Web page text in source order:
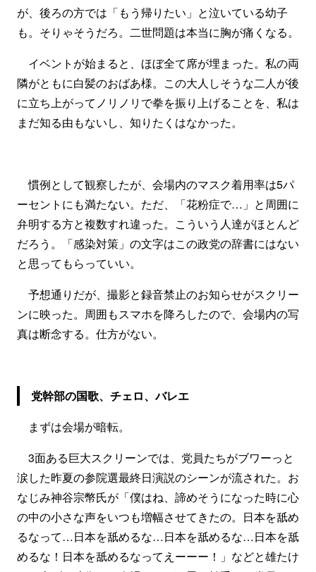
が、後ろの方では「もう帰りたい」と泣いている幼子
も。そりゃそうだろ。二世問題は本当に胸が痛くなる。
イベントが始まると、ほぼ全て席が埋まった。私の両
隣がともに白髪のおばあ様。この大人しそうな二人が後
に立ち上がってノリノリで拳を振り上げることを、私は
まだ知る由もないし、知りたくはなかった。
慣例として観察したが、会場内のマスク着用率は5パ
ーセントにも満たない。ただ、「花粉症で…」と周囲に
弁明する方と複数すれ違った。こういう人達がほとんど
だろう。「感染対策」の文字はこの政党の辞書にはない
と思ってもらっていい。
予想通りだが、撮影と録音禁止のお知らせがスクリー
ンに映った。周囲もスマホを降ろしたので、会場内の写
真は断念する。仕方がない。
党幹部の国歌、チェロ、バレエ
まずは会場が暗転。
3面ある巨大スクリーンでは、党員たちがブワーっと
涙した昨夏の参院選最終日演説のシーンが流された。お
なじみ神谷宗幣氏が「僕はね、諦めそうになった時に心
の中の小さな声をいつも増幅させてきたの。日本を舐め
るなって…日本を舐めるな…日本を舐めるな…日本を舐
めるな！日本を舐めるなってえーーー！」などと雄たけ